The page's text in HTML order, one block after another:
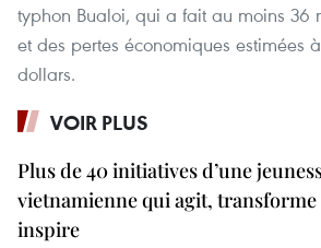
typhon Bualoi, qui a fait au moins 36
et des pertes économiques estimées
dollars.
VOIR PLUS
Plus de 40 initiatives d’une
vietnamienne qui agit, transforme
inspire